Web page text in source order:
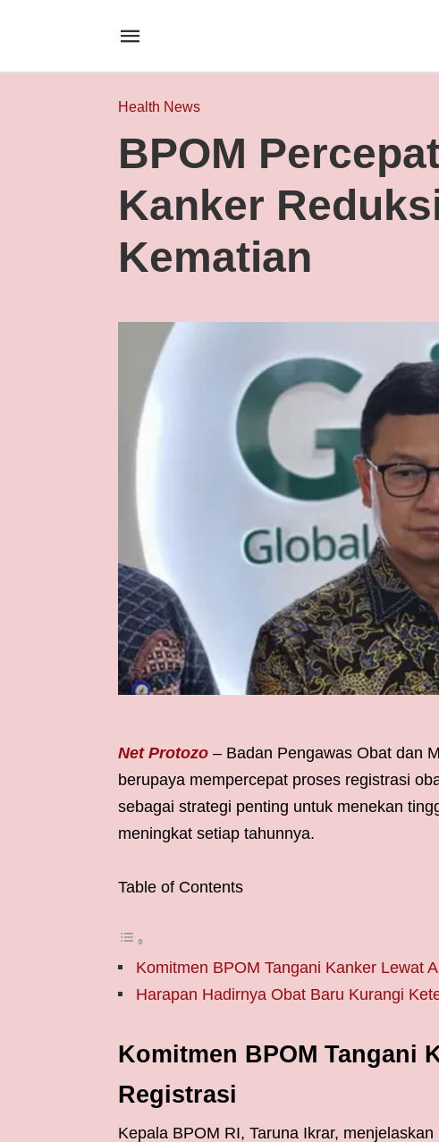
Health News
BPOM
Kanker
Kematian
Net Protozo – Badan Pengawas Obat dan
berupaya mempercepat proses registrasi
sebagai strategi penting untuk menekan
meningkat setiap tahunnya.
Table of Contents
Komitmen BPOM Tangani Kanker Lewat
Harapan Hadirnya Obat Baru Kurangi
Komitmen BPOM Tangani
Registrasi
Kepala BPOM RI, Taruna Ikrar,